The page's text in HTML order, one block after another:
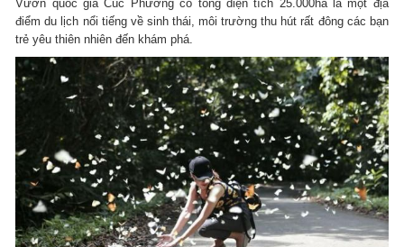
Vườn quốc gia Cúc Phương có tổng diện tích 25.000ha là một địa
điểm du lịch nổi tiếng về sinh thái, môi trường thu hút rất đông các bạn
trẻ yêu thiên nhiên đến khám phá.